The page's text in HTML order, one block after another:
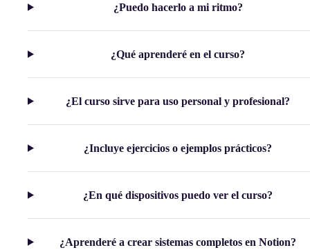
¿Puedo hacerlo a mi ritmo?
¿Qué aprenderé en el curso?
¿El curso sirve para uso personal y profesional?
¿Incluye ejercicios o ejemplos prácticos?
¿En qué dispositivos puedo ver el curso?
¿Aprenderé a crear sistemas completos en Notion?